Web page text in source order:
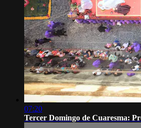
07:20
Tercer Domingo de Cuaresma: